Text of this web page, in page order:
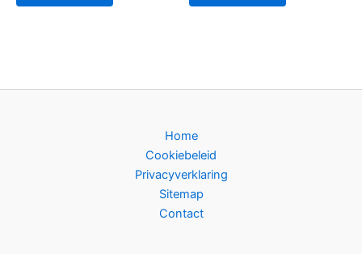
Home
Cookiebeleid
Privacyverklaring
Sitemap
Contact